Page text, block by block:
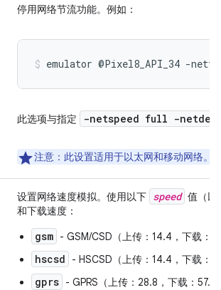
停用网络节流功能。例如：
emulator @Pixel8_API_34 -
此选项与指定 -netspeed full -
注意 ：此设置适用于以太网和移动网络。
设置网络速度模拟。使用以下 speed 值（以
和下载速度：
gsm - GSM/CSD（上传：14.4，下载：
hscsd - HSCSD（上传：14.4，下载：
gprs - GPRS（上传：28.8，下载：57.6